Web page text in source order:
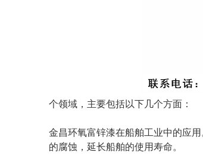
个领域，主要包括以下几个方面：
金昌环氧富锌漆在船舶工业中的应
的腐蚀，延长船舶的使用寿命。